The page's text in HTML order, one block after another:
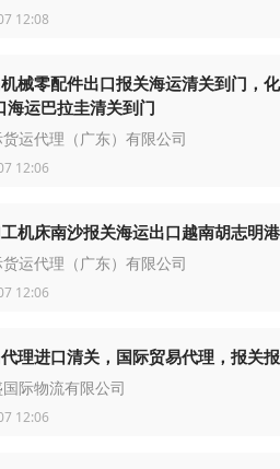
12:08
械零配件出口报关海运清关到门，
海运巴拉圭清关到门
运代理（广东）有限公司
12:06
机床南沙报关海运出口越南胡志明港
运代理（广东）有限公司
12:06
理进口清关，国际贸易代理，报关
际物流有限公司
12:06